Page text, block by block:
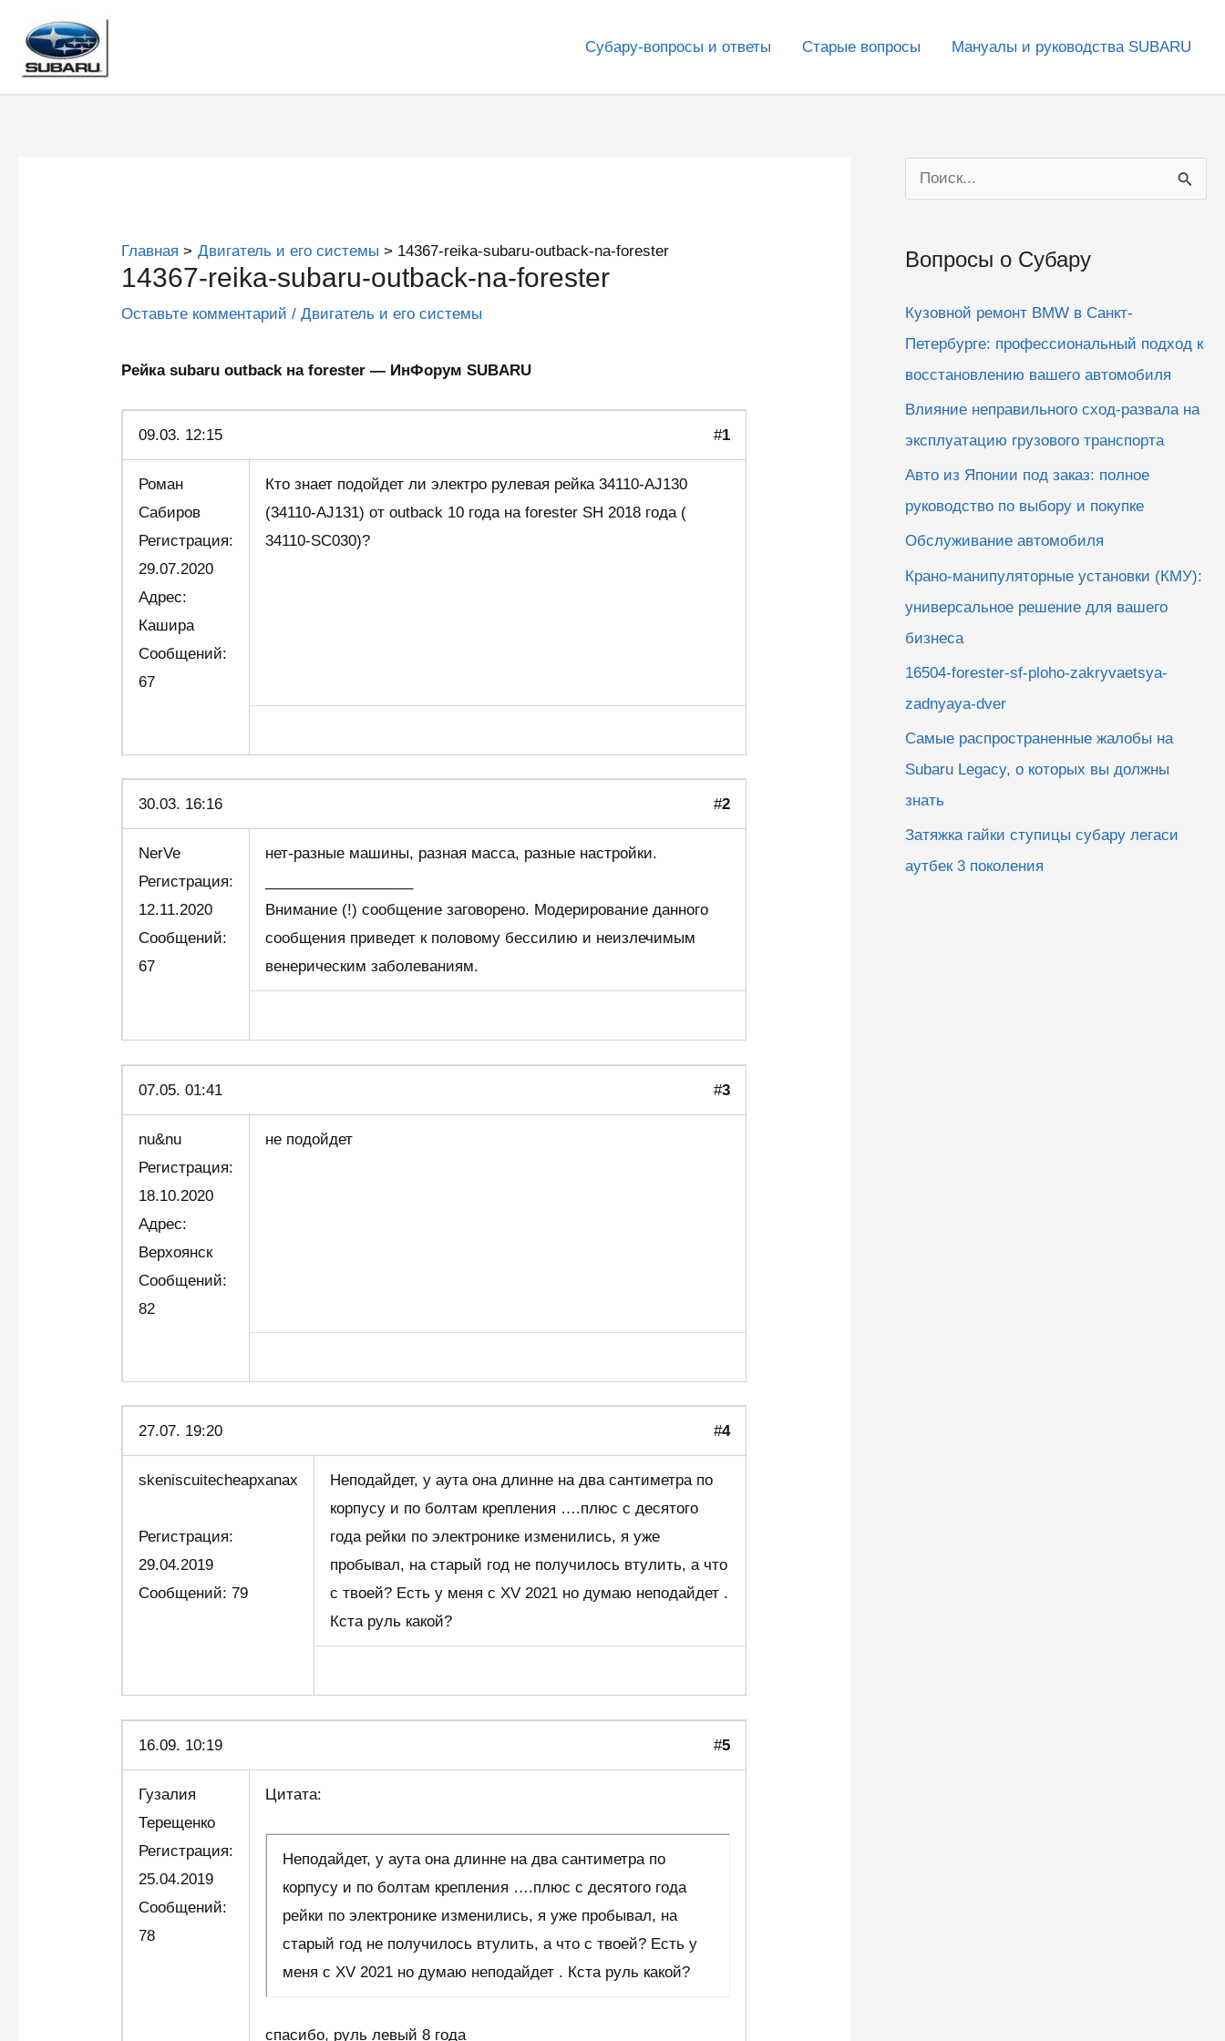
содержимому
Субару-вопросы и ответы Старые вопросы Мануалы и руководства SUBARU
Главная Двигатель и его системы 14367-reika-subaru-outback-na-forester
14367-reika-subaru-outback-na-forester
Оставьте комментарий /Двигатель и его системы
Рейка subaru outback на forester — ИнФорум SUBARU
09.03. 12:15 #1
Роман
Сабиров
Регистрация:
29.07.2020
Адрес:
Кашира
Сообщений:
67
Кто знает подойдет ли электро рулевая рейка 34110-AJ130
(34110-AJ131) от outback 10 года на forester SH 2018 года (
34110-SC030)?
30.03. 16:16 #2
NerVe
Регистрация:
12.11.2020
Сообщений:
67
нет-разные машины, разная масса, разные настройки.
Внимание (!) сообщение заговорено. Модерирование данного
сообщения приведет к половому бессилию и неизлечимым
венерическим заболеваниям.
07.05. 01:41 #3
nu&nu
Регистрация:
18.10.2020
Адрес:
Верхоянск
Сообщений:
82
не подойдет
27.07. 19:20 #4
skeniscuitecheapxanax
Регистрация:
29.04.2019
Сообщений: 79
Неподайдет, у аута она длинне на два сантиметра по
корпусу и по болтам крепления ….плюс с десятого
года рейки по электронике изменились, я уже
пробывал, на старый год не получилось втулить, а что
с твоей? Есть у меня с XV 2021 но думаю неподайдет .
Кста руль какой?
16.09. 10:19 #5
Гузалия
Терещенко
Регистрация:
25.04.2019
Сообщений:
78
Цитата:
Неподайдет, у аута она длинне на два сантиметра по
корпусу и по болтам крепления ….плюс с десятого года
рейки по электронике изменились, я уже пробывал, на
старый год не получилось втулить, а что с твоей? Есть у
меня с XV 2021 но думаю неподайдет . Кста руль какой?
спасибо, руль левый 8 года
о
с
Вопросы о Субару
Кузовной ремонт BMW в Санкт-
Петербурге: профессиональный подход к
восстановлению вашего автомобиля
Влияние неправильного сход-развала на
эксплуатацию грузового транспорта
Авто из Японии под заказ: полное
руководство по выбору и покупке
Обслуживание автомобиля
Крано-манипуляторные установки (КМУ):
универсальное решение для вашего
бизнеса
16504-forester-sf-ploho-zakryvaetsya-
zadnyaya-dver
Самые распространенные жалобы на
Subaru Legacy, о которых вы должны
знать
Затяжка гайки ступицы субару легаси
аутбек 3 поколения